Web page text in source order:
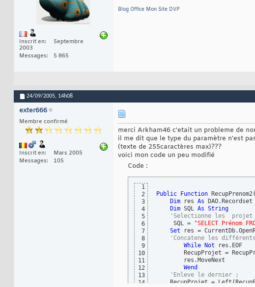
Inscrit en
Septembre
2003
Messages
5 865
Blog Office Mon Site DVP
24/09/2005, 14h08
exter666
Membre confirmé
Inscrit en
Mars 2005
Messages
105
merci Arkham46 c'etait un probleme de
il me dit que le type du paramètre n'est
(texte de 255caractères max)???
voici mon code un peu modifié
Code :
1
2
3
4
5
6
7
8
9
10
11
12
13
14
Public Function RecupPrenom2(
Dim res As DAO.Recordset
Dim SQL As String
'Selectionne les  projet
     SQL =
"SELECT Prénom
Set res =
'Concatene les
While
Not res.EOF
RecupProjet =
        res.MoveNext
Wend
'Enleve le dernier ;
    RecupProjet = Left
(